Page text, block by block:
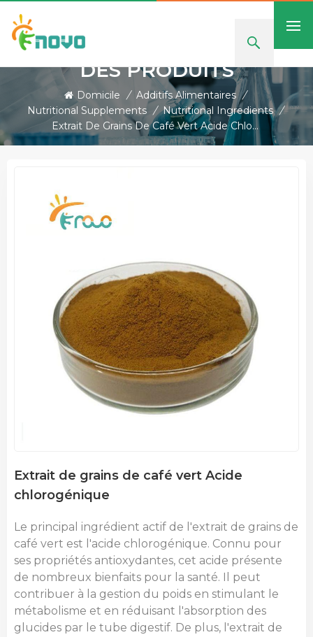
DES PRODUITS
Domicile / Additifs Alimentaires /
Nutritional Supplements / Nutritional Ingredients /
Extrait De Grains De Café Vert Acide Chlorogénique
Extrait de grains de café vert Acide
chlorogénique
Le principal ingrédient actif de l'extrait de grains de
café vert est l'acide chlorogénique. Connu pour
ses propriétés antioxydantes, cet acide présente
de nombreux bienfaits pour la santé. Il peut
contribuer à la gestion du poids en stimulant le
métabolisme et en réduisant l'absorption des
glucides par le tube digestif. De plus, l'extrait de